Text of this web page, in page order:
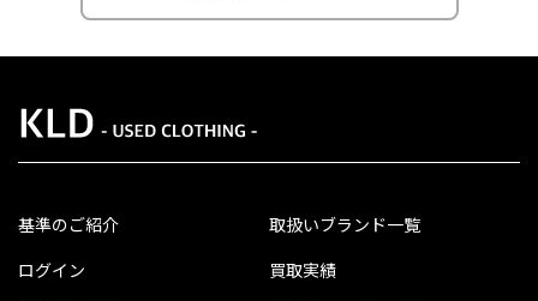
基準のご紹介
ログイン
取扱いブランド一覧
買取実績